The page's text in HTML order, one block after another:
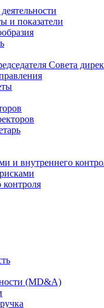
и показатели
Совета
и внутреннего
контроля
(MD&A)